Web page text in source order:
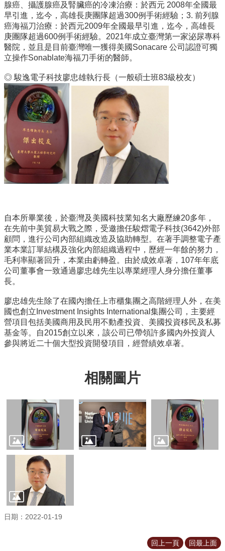
校
友
會
捐
款
專
區
臺
大
EMS
腺癌、攝護腺癌及腎臟癌的冷凍治療：於西元 2008年全國最
早引進，迄今，高雄長庚團隊超過300例手術經驗；3. 前列腺
癌海福刀治療：於西元2009年全國最早引進，迄今，高雄長
庚團隊超過600例手術經驗。2021年成立臺灣第一家泌尿專科
醫院，並且是目前臺灣唯一獲得美國Sonacare 公司認證可獨
立操作Sonablate海福刀手術的醫師。
◎ 駿逸電子科技廖忠雄執行長（一般碩士班83級校友）
自本所畢業後，於臺灣及美國科技業知名大廠歷練20多年，
在先前中美貿易大戰之際，受邀擔任駿熠電子科技(3642)外部
顧問，進行公司內部組織改造及協助轉型。在著手調整電子產
業本業訂單結構及強化內部組織過程中，歷經一年餘的努力，
毛利率顯著回升，本業由虧轉盈。由於成效卓著，107年年底
公司董事會一致通過廖忠雄先生以專業經理人身分擔任董事
長。
廖忠雄先生除了在國內擔任上市櫃集團之高階經理人外，在美
國也創立Investment Insights International集團公司，主要經
營項目包括美國商用及民用不動產投資、美國投資移民及私募
基金等。自2015創立以來，該公司已帶領許多國內外投資人
參與將近二十個大型投資開發項目，經營績效卓著。
相關圖片
日期：2022-01-19
回上一頁 回最上面